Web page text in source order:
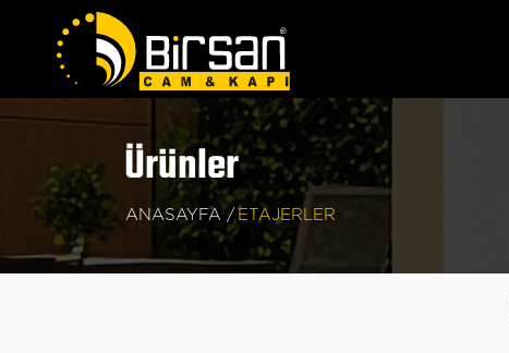
Ürünler
ANASAYFA /ETAJERLER